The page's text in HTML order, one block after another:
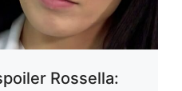
Rossella: